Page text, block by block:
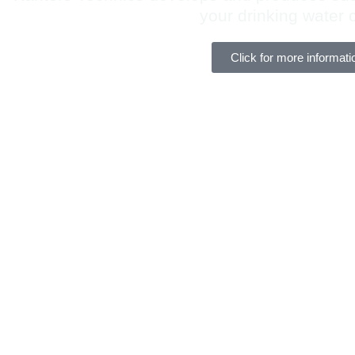
Click for more